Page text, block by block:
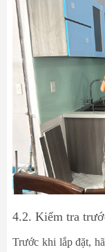
4.2. Kiểm tra
Trước khi lắp đặt,